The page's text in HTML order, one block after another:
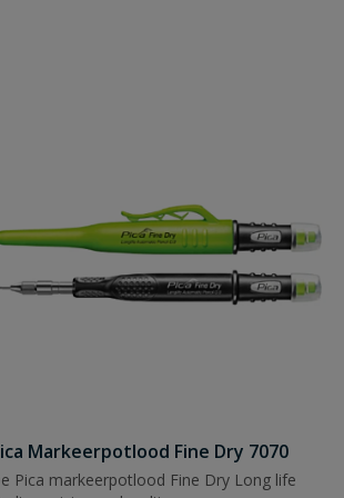
Markeerpotlood Fine Dry 7070
Pica markeerpotlood Fine Dry Long life